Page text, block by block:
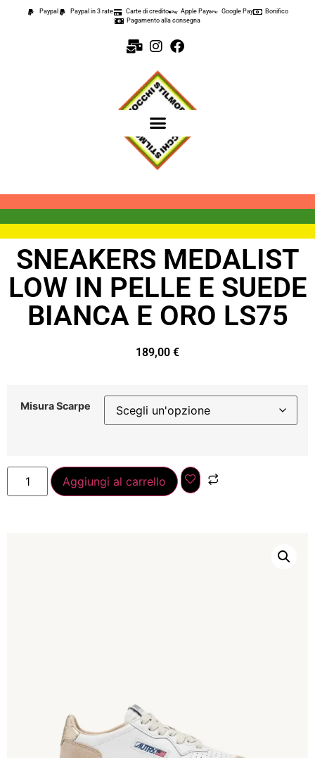
Paypal Paypal in 3 rate Carte di credito Apple Pay Google Pay
Bonifico
Pagamento alla consegna
SNEAKERS MEDALIST
LOW IN PELLE E SUEDE
BIANCA E ORO LS75
189,00 €
Misura Scarpe
Aggiungi al carrello